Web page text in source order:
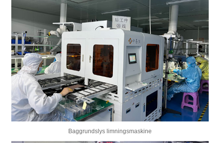
Baggrundslys limningsmaskine